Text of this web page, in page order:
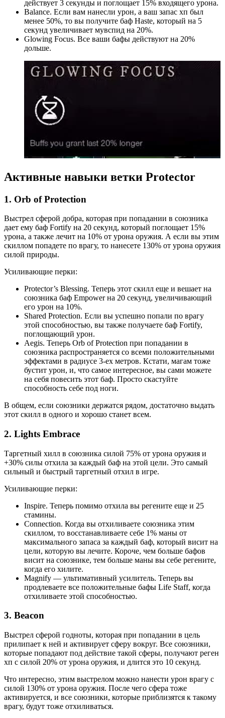
действует 3 секунды и поглощает 15% входящего урона.
Balance. Если вам нанесли урон, а ваш запас хп был
менее 50%, то вы получите баф Haste, который на 5
секунд увеличивает мувспид на 20%.
Glowing Focus. Все ваши бафы действуют на 20%
дольше.
Активные навыки ветки Protector
1. Orb of Protection
Выстрел сферой добра, которая при попадании в союзника
дает ему баф Fortify на 20 секунд, который поглощает 15%
урона, а также лечит на 10% от урона оружия. А если вы этим
скиллом попадете по врагу, то нанесете 130% от урона оружия
силой природы.
Усиливающие перки:
Protector’s Blessing. Теперь этот скилл еще и вешает на
союзника баф Empower на 20 секунд, увеличивающий
его урон на 10%.
Shared Protection. Если вы успешно попали по врагу
этой способностью, вы также получаете баф Fortify,
поглощающий урон.
Aegis. Теперь Orb of Protection при попадании в
союзника распространяется со всеми положительными
эффектами в радиусе 3-ех метров. Кстати, магам тоже
бустит урон, и, что самое интересное, вы сами можете
на себя повесить этот баф. Просто скастуйте
способность себе под ноги.
В общем, если союзники держатся рядом, достаточно выдать
этот скилл в одного и хорошо станет всем.
2. Lights Embrace
Таргетный хилл в союзника силой 75% от урона оружия и
+30% силы отхила за каждый баф на этой цели. Это самый
сильный и быстрый таргетный отхил в игре.
Усиливающие перки:
Inspire. Теперь помимо отхила вы регените еще и 25
стамины.
Connection. Когда вы отхиливаете союзника этим
скиллом, то восстанавливаете себе 1% маны от
максимального запаса за каждый баф, который висит на
цели, которую вы лечите. Короче, чем больше бафов
висит на союзнике, тем больше маны вы себе регените,
когда его хилите.
Magnify — ультимативный усилитель. Теперь вы
продлеваете все положительные бафы Life Staff, когда
отхиливаете этой способностью.
3. Beacon
Выстрел сферой годноты, которая при попадании в цель
прилипает к ней и активирует сферу вокруг. Все союзники,
которые попадают под действие такой сферы, получают реген
хп с силой 20% от урона оружия, и длится это 10 секунд.
Что интересно, этим выстрелом можно нанести урон врагу с
силой 130% от урона оружия. После чего сфера тоже
активируется, и все союзники, которые приблизятся к такому
врагу, будут тоже отхиливаться.